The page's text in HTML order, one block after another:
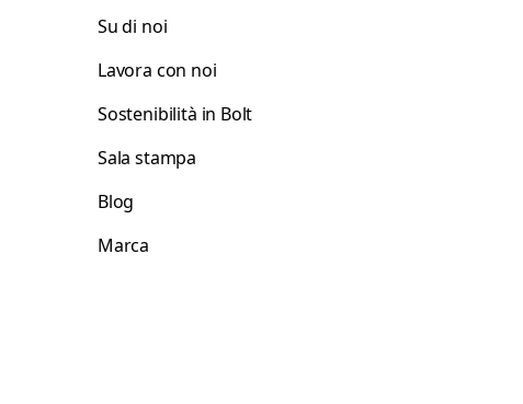
Su di noi
Lavora con noi
Sostenibilità in Bolt
Sala stampa
Blog
Marca